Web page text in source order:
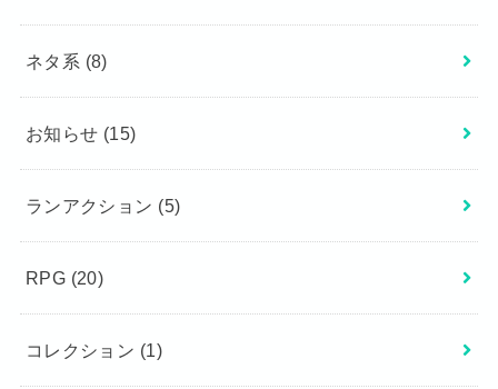
ネタ系 (8)
お知らせ (15)
ランアクション (5)
RPG (20)
コレクション (1)